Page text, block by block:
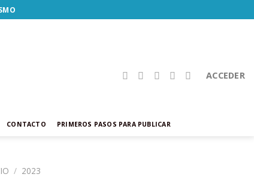
ACCEDER
CONTACTO PRIMEROS PASOS PARA PUBLICAR
/ 2023